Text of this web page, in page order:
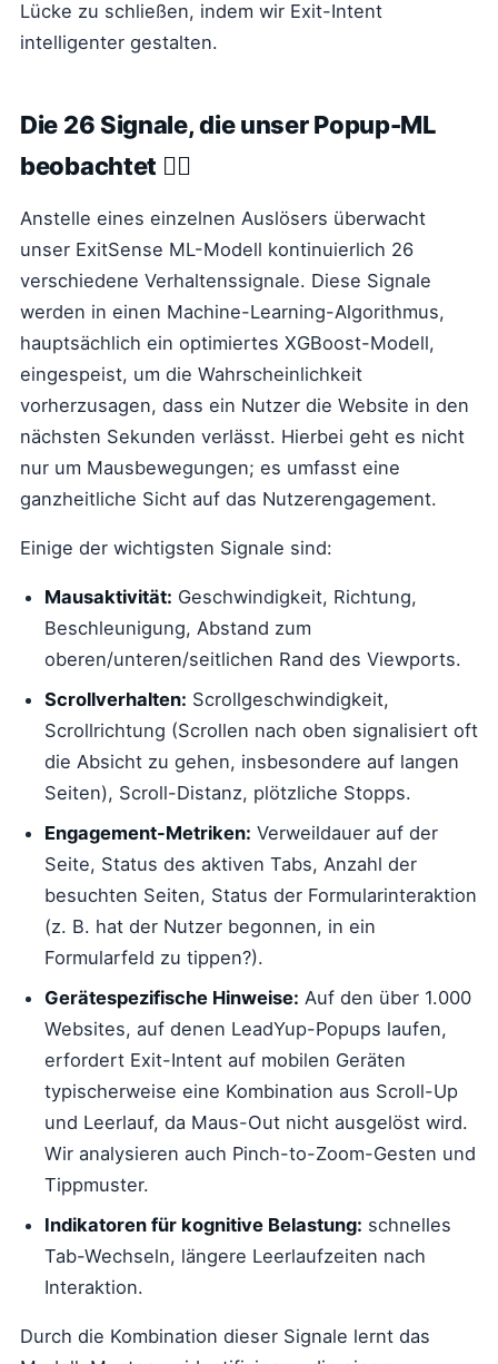
Lücke zu schließen, indem wir Exit-Intent
intelligenter gestalten.
Die 26 Signale, die unser Popup-ML
beobachtet 🕵️‍♀️
Anstelle eines einzelnen Auslösers überwacht
unser ExitSense ML-Modell kontinuierlich 26
verschiedene Verhaltenssignale. Diese Signale
werden in einen Machine-Learning-Algorithmus,
hauptsächlich ein optimiertes XGBoost-Modell,
eingespeist, um die Wahrscheinlichkeit
vorherzusagen, dass ein Nutzer die Website in den
nächsten Sekunden verlässt. Hierbei geht es nicht
nur um Mausbewegungen; es umfasst eine
ganzheitliche Sicht auf das Nutzerengagement.
Einige der wichtigsten Signale sind:
Mausaktivität: Geschwindigkeit, Richtung,
Beschleunigung, Abstand zum
oberen/unteren/seitlichen Rand des Viewports.
Scrollverhalten: Scrollgeschwindigkeit,
Scrollrichtung (Scrollen nach oben signalisiert oft
die Absicht zu gehen, insbesondere auf langen
Seiten), Scroll-Distanz, plötzliche Stopps.
Engagement-Metriken: Verweildauer auf der
Seite, Status des aktiven Tabs, Anzahl der
besuchten Seiten, Status der Formularinteraktion
(z. B. hat der Nutzer begonnen, in ein
Formularfeld zu tippen?).
Gerätespezifische Hinweise: Auf den über 1.000
Websites, auf denen LeadYup-Popups laufen,
erfordert Exit-Intent auf mobilen Geräten
typischerweise eine Kombination aus Scroll-Up
und Leerlauf, da Maus-Out nicht ausgelöst wird.
Wir analysieren auch Pinch-to-Zoom-Gesten und
Tippmuster.
Indikatoren für kognitive Belastung: schnelles
Tab-Wechseln, längere Leerlaufzeiten nach
Interaktion.
Durch die Kombination dieser Signale lernt das